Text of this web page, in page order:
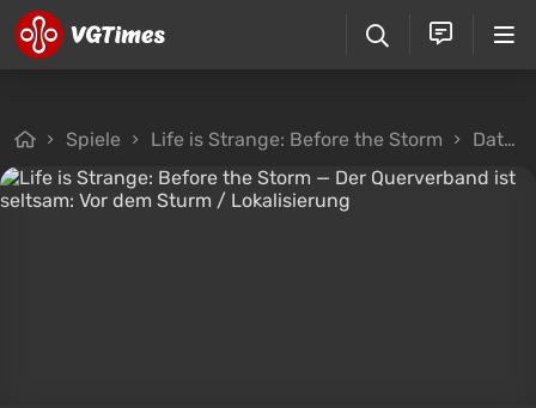
Spiele Life is Strange: Before the Storm Dateien